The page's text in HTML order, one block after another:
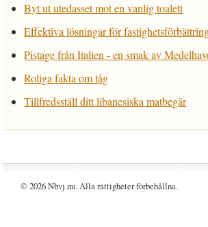
Byt ut utedasset mot en vanlig toalett
Effektiva lösningar för
Pistage från Italien - en smak av
Roliga fakta om tåg
Tillfredsställ ditt libanesiska matbegär
© 2026 Nbvj.nu. Alla rättigheter förbehållna.